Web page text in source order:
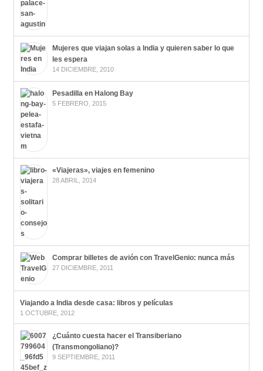
Mujeres que viajan solas a India y quieren saber lo que
les espera
14 DICIEMBRE, 2010
Pesadilla en Halong Bay
5 FEBRERO, 2015
«Viajeras», viajes en femenino
28 ABRIL, 2014
Comprar billetes de avión con TravelGenio: nunca más
27 DICIEMBRE, 2011
Viajando a India desde casa: libros y películas
1 OCTUBRE, 2012
¿Cuánto cuesta hacer el Transiberiano
(Transmongoliano)?
9 SEPTIEMBRE, 2011